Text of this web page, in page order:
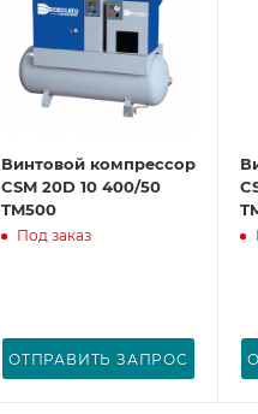
Винтовой компрессор
CSM 20D 10 400/50
TM500
Под заказ
ОТПРАВИТЬ ЗАПРОС